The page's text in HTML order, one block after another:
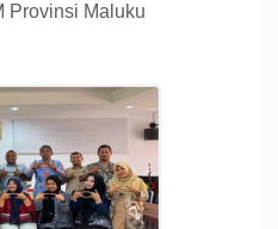
Provinsi Maluku